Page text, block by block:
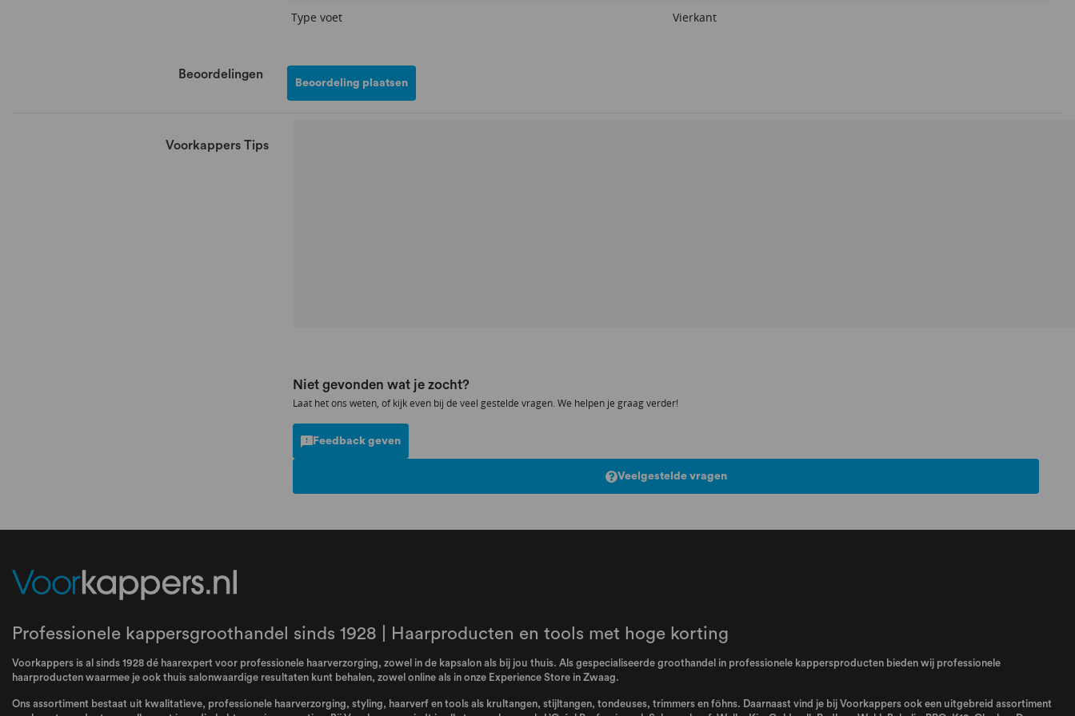
Type voet
Vierkant
Beoordelingen
Beoordeling plaatsen
Voorkappers Tips
Niet gevonden wat je zocht?
Laat het ons weten, of kijk even bij de veel gestelde vragen. We helpen je graag verder!
Feedback geven
Veelgestelde vragen
Professionele kappersgroothandel sinds 1928 | Haarproducten en tools met hoge korting
Voorkappers is al sinds 1928 dé haarexpert voor professionele haarverzorging, zowel in de kapsalon als bij jou thuis. Als gespecialiseerde groothandel in professionele kappersproducten bieden wij professionele
haarproducten waarmee je ook thuis salonwaardige resultaten kunt behalen, zowel online als in onze Experience Store in Zwaag.
Ons assortiment bestaat uit kwalitatieve, professionele haarverzorging, styling, haarverf en tools als krultangen, stijltangen, tondeuses, trimmers en föhns. Daarnaast vind je bij Voorkappers ook een uitgebreid assortiment